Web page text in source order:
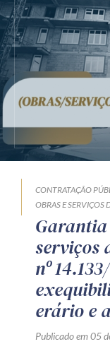
CONTRATAÇÃO
OBRAS E SERVIÇOS
serviços
nº
erário e
Publicado em 05